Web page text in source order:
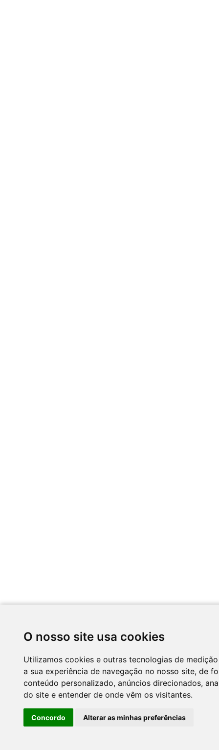
O nosso site usa cookies
Utilizamos cookies e outras tecnologias de
a sua experiência de navegação no nosso site, de
conteúdo personalizado, anúncios direcionados,
do site e entender de onde vêm os visitantes.
Concordo Alterar as minhas preferências